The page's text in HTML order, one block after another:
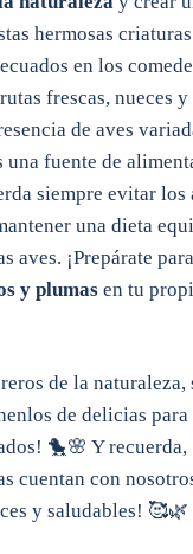
hermosas
en los
frescas, nueces y
de aves
una fuente de
siempre evitar los
una dieta
aves. ¡Prepárate
y plumas en tu
de la naturaleza,
de delicias para
🐤🌸 Y recuerda,
cuentan con
y saludables! 🥰🌿